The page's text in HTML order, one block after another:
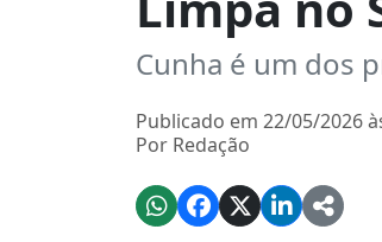
Cunha é um dos
Publicado em 22/05/2026
Por Redação